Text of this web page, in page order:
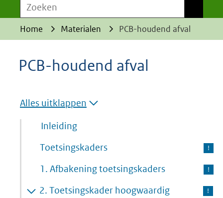
Zoeken
Home Materialen PCB-houdend afval
PCB-houdend afval
Alles uitklappen
Inleiding
Toetsingskaders
1. Afbakening toetsingskaders
2. Toetsingskader hoogwaardig